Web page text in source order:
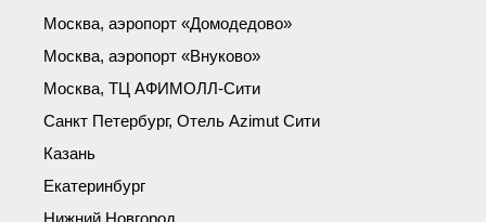
Москва, аэропорт «Домодедово»
Москва, аэропорт «Внуково»
Москва, ТЦ АФИМОЛЛ-Сити
Санкт Петербург, Отель Azimut Сити
Казань
Екатеринбург
Нижний Новгород